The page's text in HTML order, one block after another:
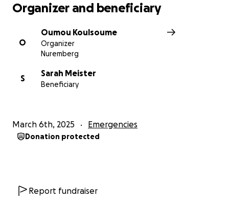
Organizer and beneficiary
O
Oumou Koulsoume
Organizer
Nuremberg
S
Sarah Meister
Beneficiary
March 6th, 2025 Emergencies
Donation protected
Report fundraiser